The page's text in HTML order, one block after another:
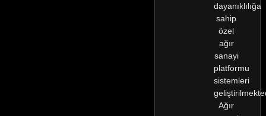
dayanıklılığa
sahip
özel
ağır
sanayi
platformu
sistemleri
Ağır